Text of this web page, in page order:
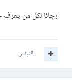
رجائا لكل من يعرف
اقتباس